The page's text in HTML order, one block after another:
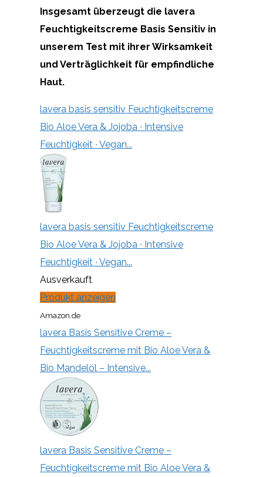
Insgesamt überzeugt die lavera
Feuchtigkeitscreme Basis Sensitiv in
unserem Test mit ihrer Wirksamkeit
und Verträglichkeit für empfindliche
Haut.
lavera basis sensitiv Feuchtigkeitscreme
Bio Aloe Vera & Jojoba ∙ Intensive
Feuchtigkeit ∙ Vegan...
lavera basis sensitiv Feuchtigkeitscreme
Bio Aloe Vera & Jojoba ∙ Intensive
Feuchtigkeit ∙ Vegan...
Ausverkauft
Produkt anzeigen
Amazon.de
lavera Basis Sensitive Creme –
Feuchtigkeitscreme mit Bio Aloe Vera &
Bio Mandelöl – Intensive...
lavera Basis Sensitive Creme –
Feuchtigkeitscreme mit Bio Aloe Vera &